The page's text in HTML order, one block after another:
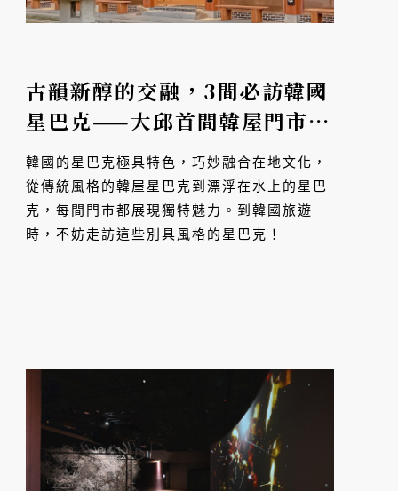
古韻新醇的交融，3間必訪韓國
星巴克——大邱首間韓屋門市，
首爾水上門市映照漢江風華
韓國的星巴克極具特色，巧妙融合在地文化，
從傳統風格的韓屋星巴克到漂浮在水上的星巴
克，每間門市都展現獨特魅力。到韓國旅遊
時，不妨走訪這些別具風格的星巴克！